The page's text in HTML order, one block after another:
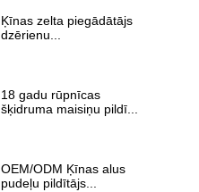
Ķīnas zelta piegādātājs
dzērienu...
18 gadu rūpnīcas
šķidruma maisiņu pildī...
OEM/ODM Ķīnas alus
pudeļu pildītājs...